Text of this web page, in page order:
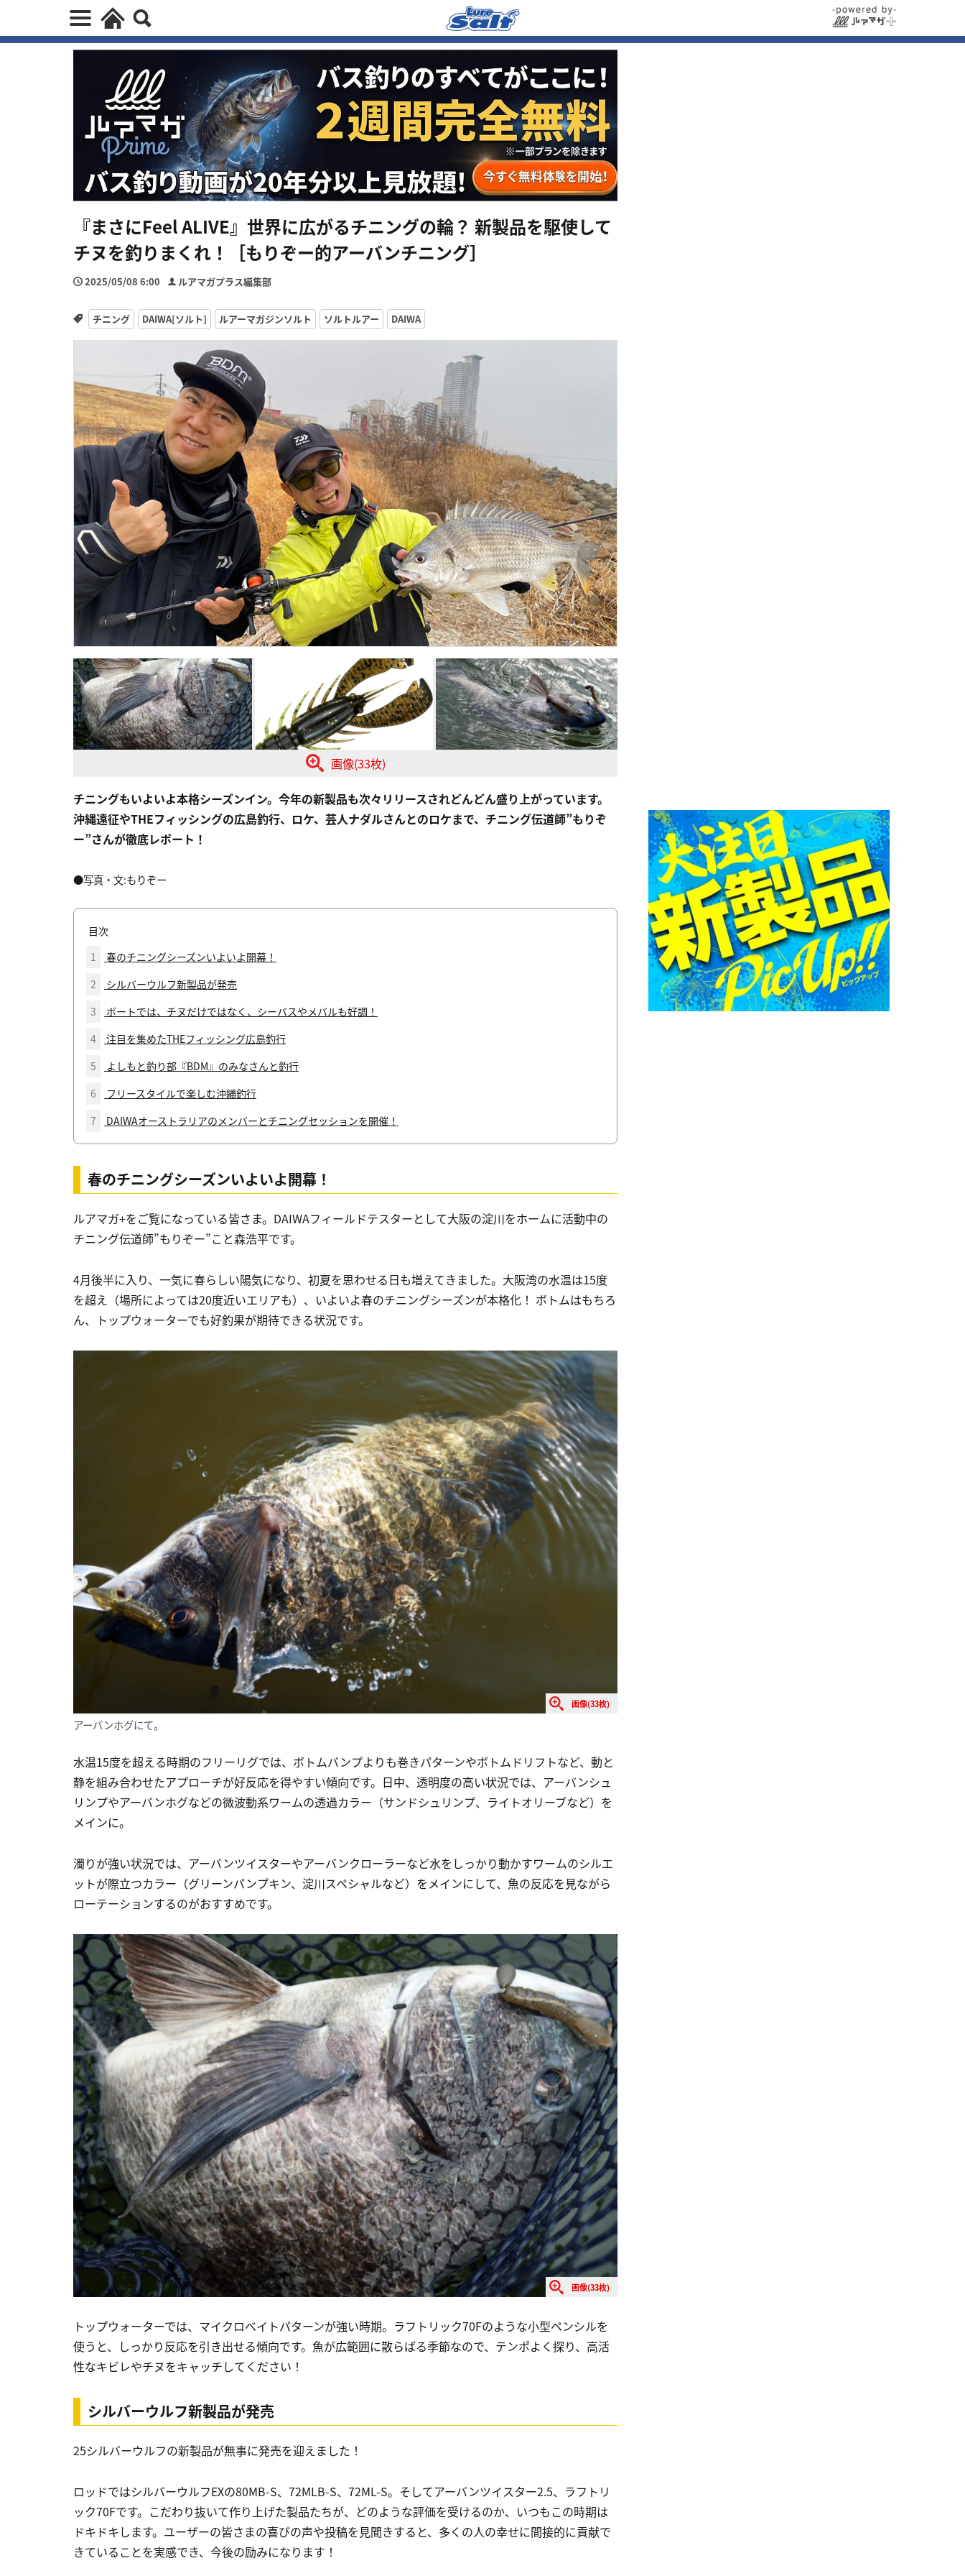
『まさにFeel ALIVE』世界に広がるチニングの輪？ 新製品を駆使して
チヌを釣りまくれ！［もりぞー的アーバンチニング］
2025/05/08 6:00 ルアマガプラス編集部
チニング DAIWA[ソルト] ルアーマガジンソルト ソルトルアー DAIWA
画像(33枚)
チニングもいよいよ本格シーズンイン。今年の新製品も次々リリースされどんどん盛り上がっています。
沖縄遠征やTHEフィッシングの広島釣行、ロケ、芸人ナダルさんとのロケまで、チニング伝道師”もりぞ
ー”さんが徹底レポート！
●写真・文:もりぞー
目次
1
春のチニングシーズンいよいよ開幕！
2
シルバーウルフ新製品が発売
3
ボートでは、チヌだけではなく、シーバスやメバルも好調！
4
注目を集めたTHEフィッシング広島釣行
5
よしもと釣り部『BDM』のみなさんと釣行
6
フリースタイルで楽しむ沖縄釣行
7
DAIWAオーストラリアのメンバーとチニングセッションを開催！
春のチニングシーズンいよいよ開幕！
ルアマガ+をご覧になっている皆さま。DAIWAフィールドテスターとして大阪の淀川をホームに活動中の
チニング伝道師”もりぞー”こと森浩平です。
4月後半に入り、一気に春らしい陽気になり、初夏を思わせる日も増えてきました。大阪湾の水温は15度
を超え（場所によっては20度近いエリアも）、いよいよ春のチニングシーズンが本格化！ ボトムはもちろ
ん、トップウォーターでも好釣果が期待できる状況です。
画像(33枚)
アーバンホグにて。
水温15度を超える時期のフリーリグでは、ボトムバンプよりも巻きパターンやボトムドリフトなど、動と
静を組み合わせたアプローチが好反応を得やすい傾向です。日中、透明度の高い状況では、アーバンシュ
リンプやアーバンホグなどの微波動系ワームの透過カラー（サンドシュリンプ、ライトオリーブなど）を
メインに。
濁りが強い状況では、アーバンツイスターやアーバンクローラーなど水をしっかり動かすワームのシルエ
ットが際立つカラー（グリーンパンプキン、淀川スペシャルなど）をメインにして、魚の反応を見ながら
ローテーションするのがおすすめです。
画像(33枚)
トップウォーターでは、マイクロベイトパターンが強い時期。ラフトリック70Fのような小型ペンシルを
使うと、しっかり反応を引き出せる傾向です。魚が広範囲に散らばる季節なので、テンポよく探り、高活
性なキビレやチヌをキャッチしてください！
シルバーウルフ新製品が発売
25シルバーウルフの新製品が無事に発売を迎えました！
ロッドではシルバーウルフEXの80MB-S、72MLB-S、72ML-S。そしてアーバンツイスター2.5、ラフトリ
ック70Fです。こだわり抜いて作り上げた製品たちが、どのような評価を受けるのか、いつもこの時期は
ドキドキします。ユーザーの皆さまの喜びの声や投稿を見聞きすると、多くの人の幸せに間接的に貢献で
きていることを実感でき、今後の励みになります！